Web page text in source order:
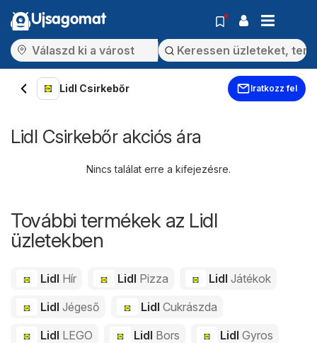
Ujsagomat
Lidl Csirkebőr Iratkozz fel
Lidl Csirkebőr akciós ára
Nincs találat erre a kifejezésre.
További termékek az Lidl
üzletekben
Lidl Hír Lidl Pizza LidlJátékok
Lidl Jégeső Lidl Cukrászda
Lidl LEGO Lidl Bors LidlGyros